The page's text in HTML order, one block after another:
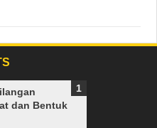
dan Bentuk